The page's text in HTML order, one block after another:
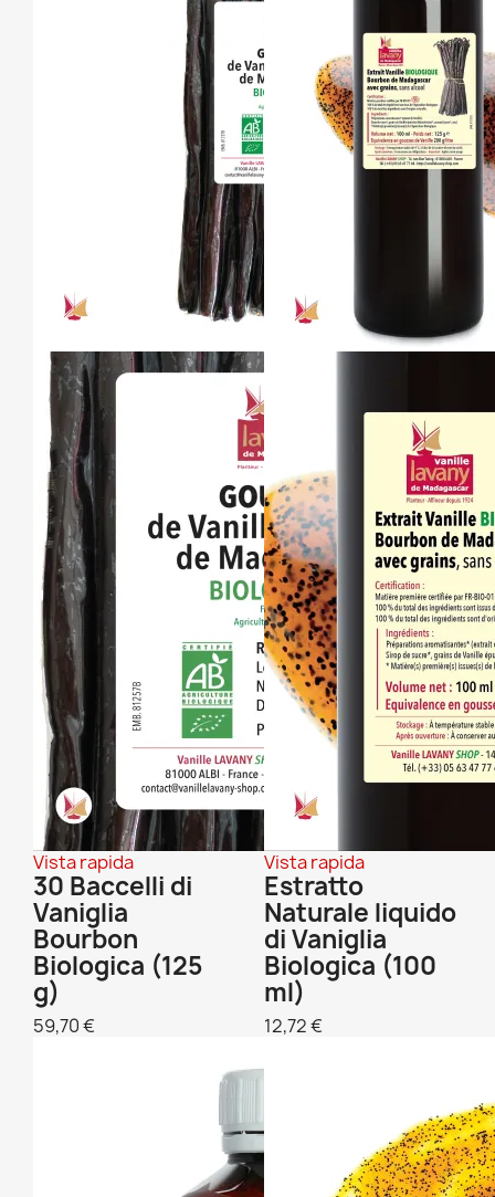
Vista rapida
30 Baccelli di
Vaniglia
Bourbon
Biologica (125
g)
59,70 €
Vista rapida
Estratto
Naturale liquido
di Vaniglia
Biologica (100
ml)
12,72 €